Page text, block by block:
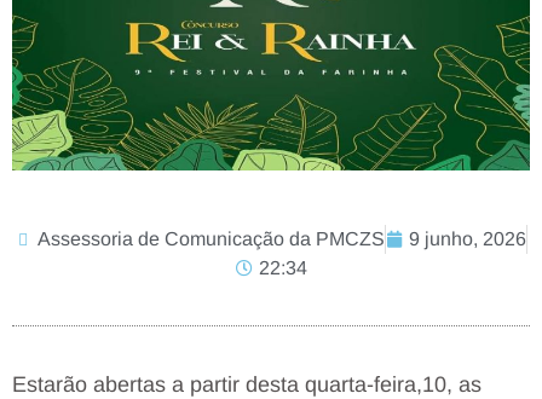
Assessoria de Comunicação da PMCZS
9 junho, 2026
22:34
Estarão abertas a partir desta quarta-feira,10, as